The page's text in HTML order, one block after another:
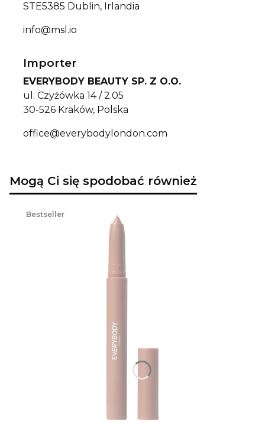
STE5385 Dublin, Irlandia
info@msl.io
Importer
EVERYBODY BEAUTY SP. Z O.O.
ul. Czyżówka 14 / 2.05
30-526 Kraków, Polska
office@everybodylondon.com
Mogą Ci się spodobać również
Bestseller